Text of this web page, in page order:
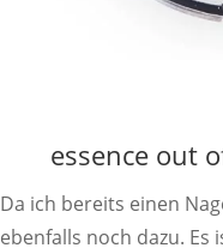
essence out
Da ich bereits einen
ebenfalls noch dazu.